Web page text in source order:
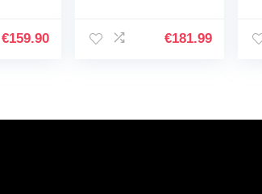
€159.90
telescopische €181.99
e,